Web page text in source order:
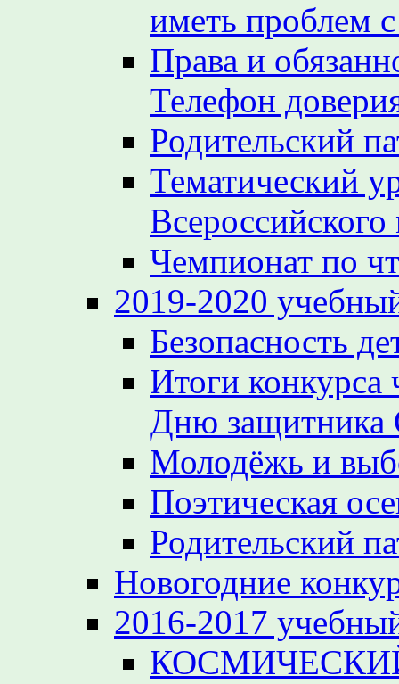
иметь проблем
Права и
Телефон
Родительский
Тематический
Чемпионат по
2019-2020
Безопасность
Итоги конкурса
Дню защитника
Молодёжь и
Поэтическая
Родительский
Новогодние
2016-2017